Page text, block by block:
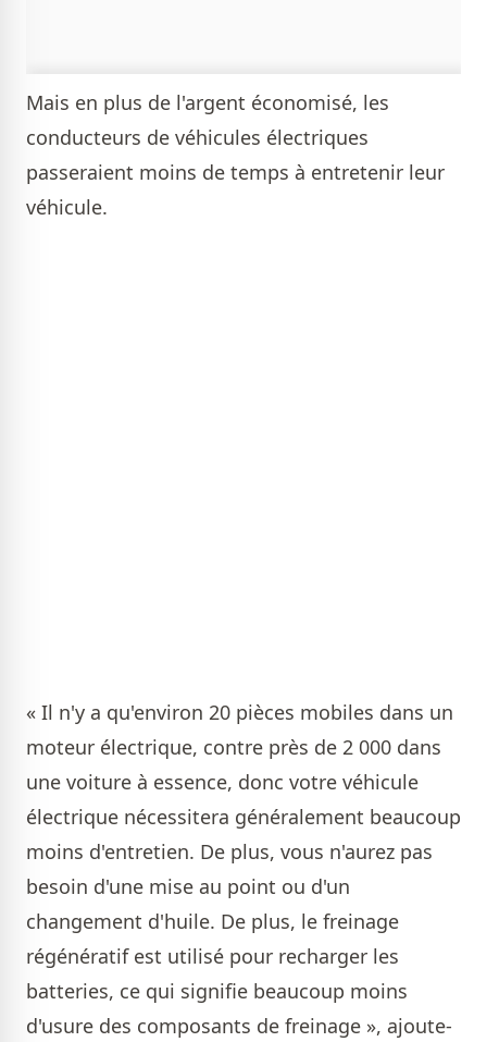
Mais en plus de l'argent économisé, les
conducteurs de véhicules électriques
passeraient moins de temps à entretenir leur
véhicule.
« Il n'y a qu'environ 20 pièces mobiles dans un
moteur électrique, contre près de 2 000 dans
une voiture à essence, donc votre véhicule
électrique nécessitera généralement beaucoup
moins d'entretien. De plus, vous n'aurez pas
besoin d'une mise au point ou d'un
changement d'huile. De plus, le freinage
régénératif est utilisé pour recharger les
batteries, ce qui signifie beaucoup moins
d'usure des composants de freinage », ajoute-